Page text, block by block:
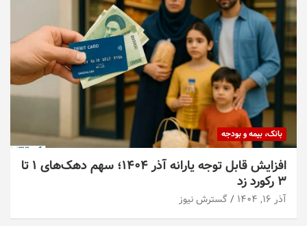
بانک، بیمه و بودجه
افزایش قابل توجه یارانه آذر ۱۴۰۴؛ سهم دهک‌های ۱ تا
۳ رکورد زد
آذر ۱۶, ۱۴۰۴ گسترش نیوز